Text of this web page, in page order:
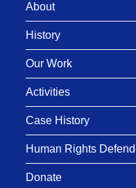
About
History
Our Work
Activities
Case History
Human Rights
Donate